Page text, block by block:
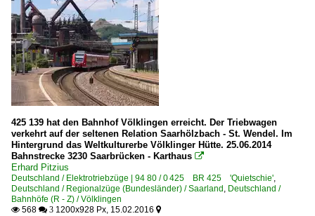
425 139 hat den Bahnhof Völklingen erreicht. Der Triebwagen
verkehrt auf der seltenen Relation Saarhölzbach - St. Wendel. Im
Hintergrund das Weltkulturerbe Völklinger Hütte. 25.06.2014
Bahnstrecke 3230 Saarbrücken - Karthaus 
Erhard Pitzius
Deutschland / Elektrotriebzüge | 94 80 / 0 425 BR 425 'Quietschie',
Deutschland / Regionalzüge (Bundesländer) / Saarland , Deutschland /
Bahnhöfe (R - Z) / Völklingen
 568  3 1200x928 Px, 15.02.2016 